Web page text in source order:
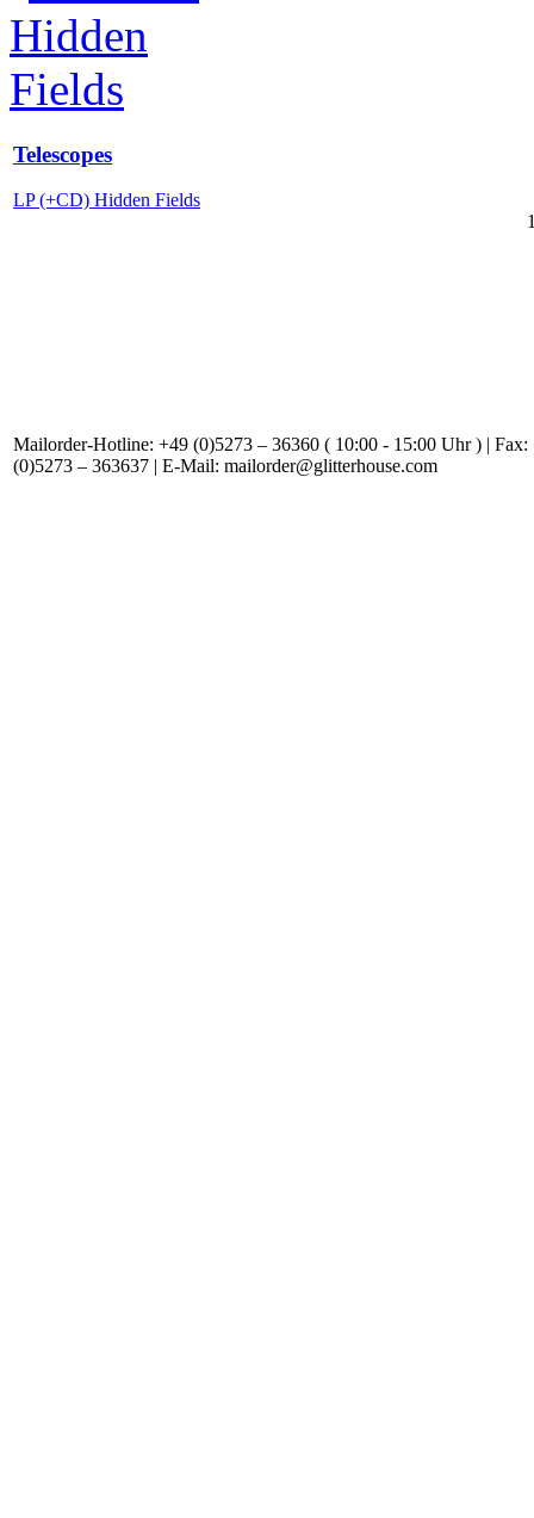
Telescopes
LP (+CD) Hidden Fields
Mailorder-Hotline: +49 (0)5273 – 36360 ( 10:00 - 15:00 Uhr ) | Fax:
(0)5273 – 363637 | E-Mail: mailorder@glitterhouse.com